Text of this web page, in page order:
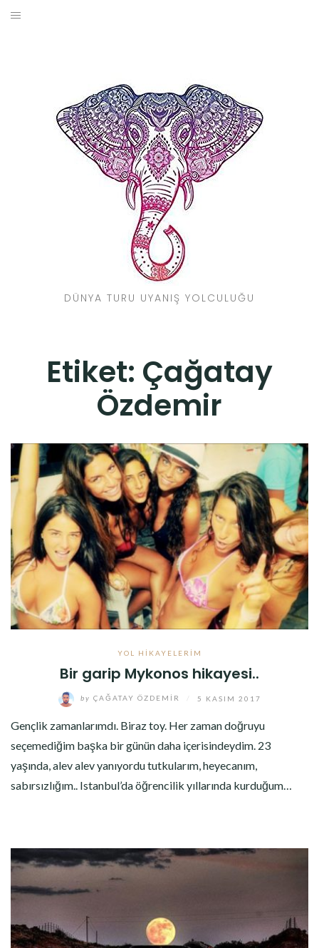
Skip
DÜNYA TURU UYANIŞ YOLCULUĞU
Etiket: Çağatay
Özdemir
YOL HIKAYELERIM
Bir garip Mykonos hikayesi..
by ÇAĞATAY ÖZDEMIR 5 KASIM 2017
Gençlik zamanlarımdı. Biraz toy. Her zaman doğruyu
seçemediğim başka bir günün daha içerisindeydim. 23
yaşında, alev alev yanıyordu tutkularım, heyecanım,
sabırsızlığım.. Istanbul’da öğrencilik yıllarında kurduğum…
SEYAHAT REHBERI